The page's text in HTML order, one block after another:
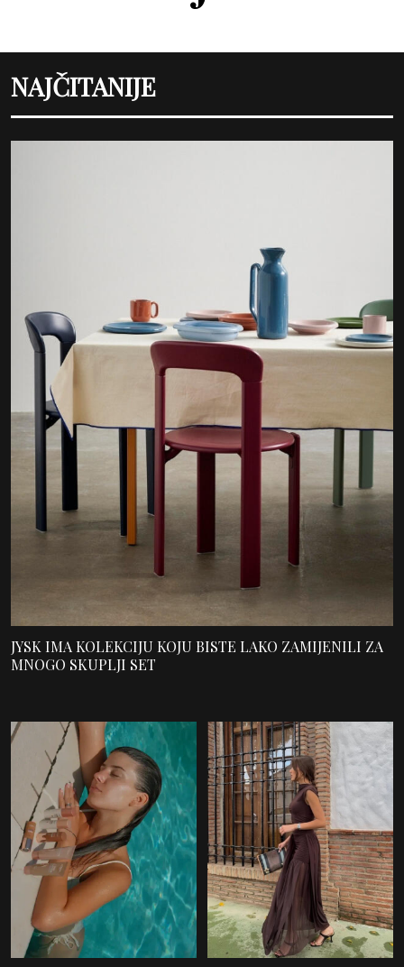
NAJČITANIJE
JYSK IMA KOLEKCIJU KOJU BISTE LAKO ZAMIJENILI ZA
MNOGO SKUPLJI SET